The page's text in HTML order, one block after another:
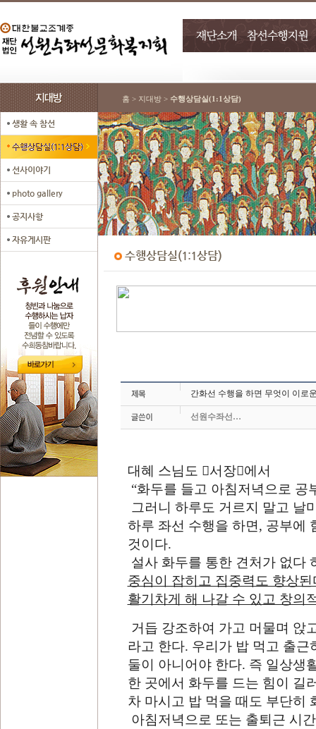
홈 > 지대방 > 수행상담실(1:1상담)
간화선 수행을 하면 무엇이 이로
선원수좌선…
대혜 스님도 󰡔서장󰡕에서
“화두를 들고 아침저녁으로 공
그러니 하루도 거르지 말고 날
하루 좌선 수행을 하면 , 공부에
것이다.
설사 화두를 통한 견처가 없다
중심이 잡히고 집중력도 향상된
활기차게 해 나갈 수 있고 창의
거듭 강조하여 가고 머물며 앉
라고 한다. 우리가 밥 먹고 출근
둘이 아니어야 한다. 즉 일상생
한 곳에서 화두를 드는 힘이 길
차 마시고 밥 먹을 때도 부단히
아침저녁으로 또는 출퇴근 시